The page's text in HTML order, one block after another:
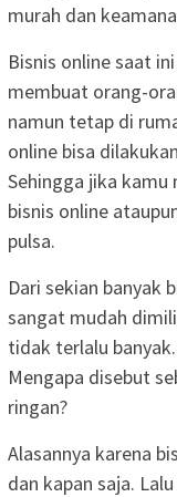
murah dan
Bisnis online saat
membuat orang-
namun tetap di
online bisa
Sehingga jika kamu
bisnis online
pulsa.
Dari sekian banyak
sangat mudah
tidak terlalu
Mengapa disebut
ringan?
Alasannya karena
dan kapan saja.